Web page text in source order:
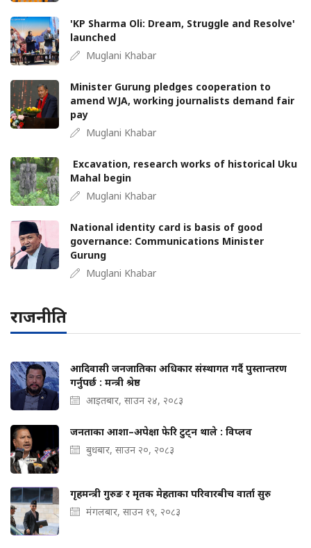
'KP Sharma Oli: Dream, Struggle and Resolve'
launched
Muglani Khabar
Minister Gurung pledges cooperation to
amend WJA, working journalists demand fair
pay
Muglani Khabar
Excavation, research works of historical Uku
Mahal begin
Muglani Khabar
National identity card is basis of good
governance: Communications Minister
Gurung
Muglani Khabar
राजनीति
आदिवासी जनजातिका अधिकार संस्थागत गर्दै पुस्तान्तरण
गर्नुपर्छ : मन्त्री श्रेष्ठ
आइतबार, साउन २४, २०८३
जनताका आशा–अपेक्षा फेरि टुट्न थाले : विप्लव
बुधबार, साउन २०, २०८३
गृहमन्त्री गुरुङ र मृतक मेहताका परिवारबीच वार्ता सुरु
मंगलबार, साउन १९, २०८३